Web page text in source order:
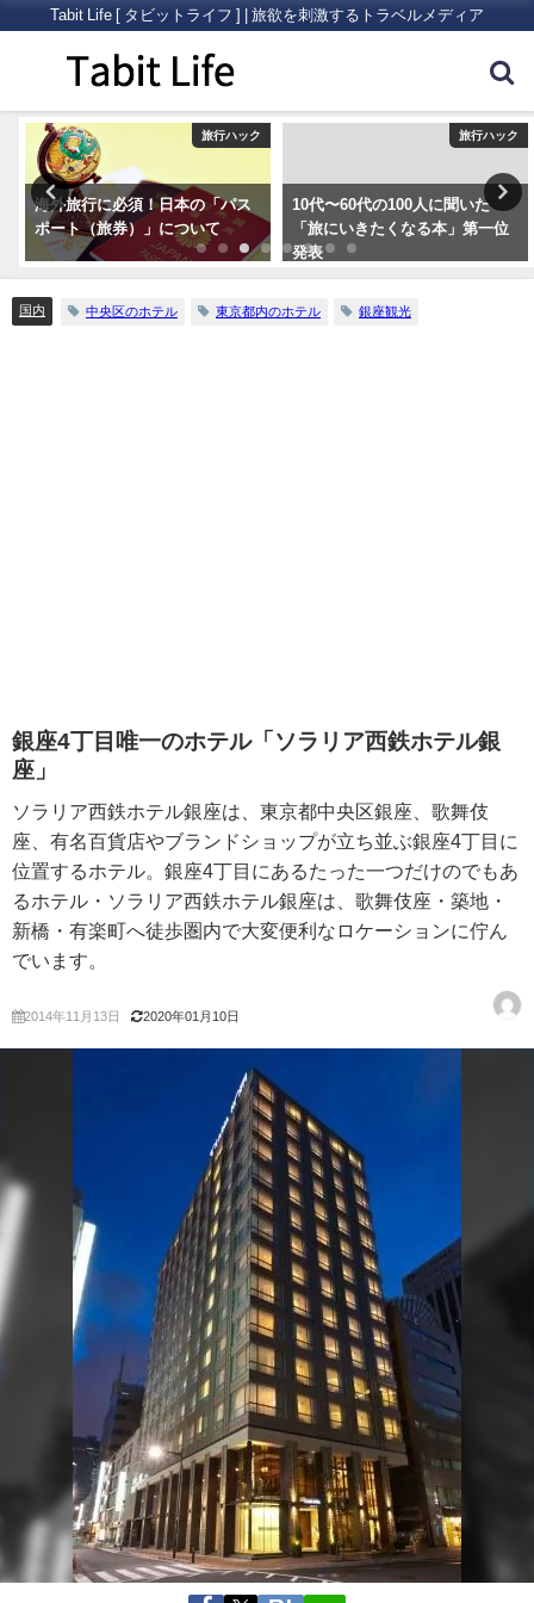
Tabit Life [ タビットライフ ] | 旅欲を刺激するトラベルメディア
旅行ハック
海外旅行に必須！日本の「パス
ポート（旅券）」について
旅行ハック
10代〜60代の100人に聞いた
「旅にいきたくなる本」第一位
発表
国内 中央区のホテル 東京都内のホテル 銀座観光
銀座4丁目唯一のホテル「ソラリア西鉄ホテル銀
座」
ソラリア西鉄ホテル銀座は、東京都中央区銀座、歌舞伎
座、有名百貨店やブランドショップが立ち並ぶ銀座4丁目に
位置するホテル。銀座4丁目にあるたった一つだけのでもあ
るホテル・ソラリア西鉄ホテル銀座は、歌舞伎座・築地・
新橋・有楽町へ徒歩圏内で大変便利なロケーションに佇ん
でいます。
2014年11月13日 2020年01月10日